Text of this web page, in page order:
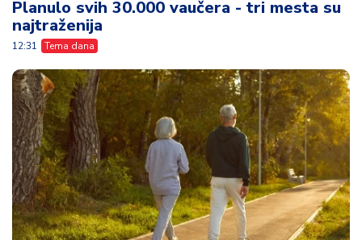
Planulo svih 30.000 vaučera - tri mesta su
najtraženija
12:31 Tema dana